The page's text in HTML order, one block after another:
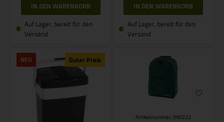
Auf Lager, bereit für den
Versand
Auf Lager, bereit für den
Versand
Guter Preis
NEU
Artikelnummer: 590222